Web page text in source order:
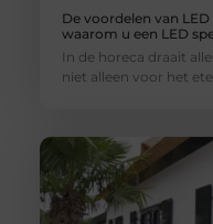
De voordelen van
waarom u een LED
In de horeca draait
niet alleen voor het